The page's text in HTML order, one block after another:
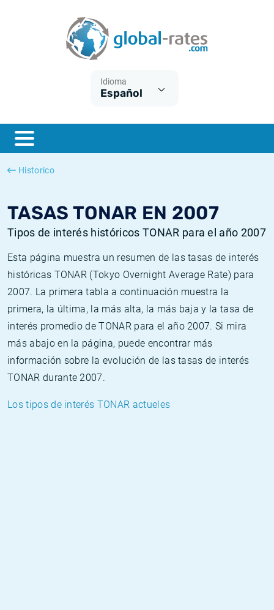
Idioma
Español
Historico
TASAS TONAR EN 2007
Tipos de interés históricos TONAR para el año 2007
Esta página muestra un resumen de las tasas de interés
históricas TONAR (Tokyo Overnight Average Rate) para
2007. La primera tabla a continuación muestra la
primera, la última, la más alta, la más baja y la tasa de
interés promedio de TONAR para el año 2007. Si mira
más abajo en la página, puede encontrar más
información sobre la evolución de las tasas de interés
TONAR durante 2007.
Los tipos de interés TONAR actueles
ESTER
SONIA
¿Qué es la inflación IPC?
¿Qué es la inflación IPCA?
Inflación Español - IPC
Inflación Estadounidense
Euribor - histórico
SOFR - histórico
TONAR - histórico
Calculadora de inflación